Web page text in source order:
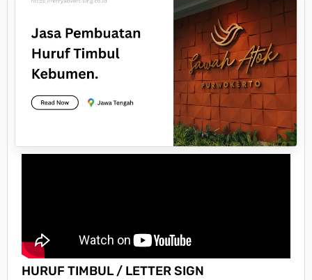
HURUF TIMBUL / LETTER SIGN